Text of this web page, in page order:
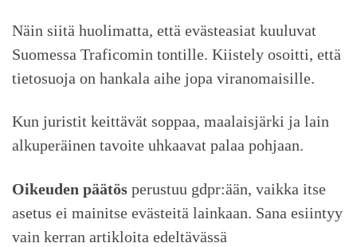
Näin siitä huolimatta, että evästeasiat kuuluvat
Suomessa Traficomin tontille. Kiistely osoitti, että
tietosuoja on hankala aihe jopa viranomaisille.
Kun juristit keittävät soppaa, maalaisjärki ja lain
alkuperäinen tavoite uhkaavat palaa pohjaan.
Oikeuden päätös perustuu gdpr:ään, vaikka itse
asetus ei mainitse evästeitä lainkaan. Sana esiintyy
vain kerran artikloita edeltävässä